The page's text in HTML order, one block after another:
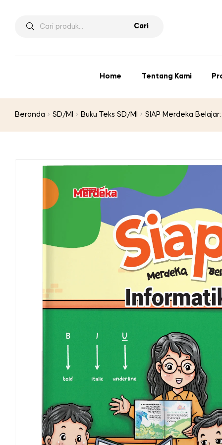
Pencarian
Cari
Home Tentang Kami
Beranda SD/MI Buku Teks SD/MI SIAP Merdeka